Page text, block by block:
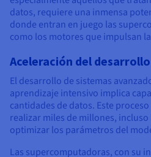
datos, requiere una inmensa
donde entran en juego las
como los motores que impulsan
Aceleración del
El desarrollo de sistemas
aprendizaje intensivo implica
cantidades de datos. Este
realizar miles de millones,
optimizar los parámetros del
Las supercomputadoras, con su